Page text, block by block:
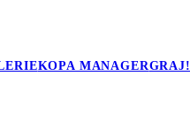
KOPA MANAGERGRAJ!